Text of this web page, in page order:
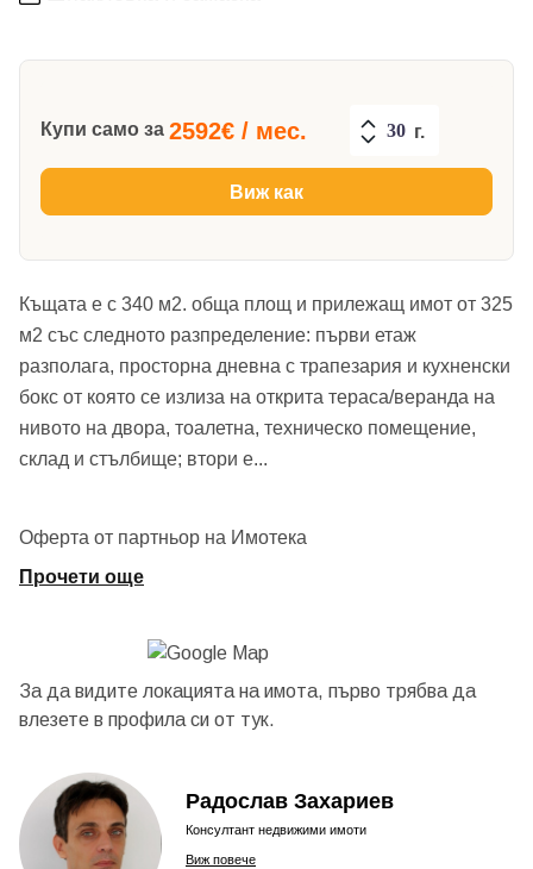
Купи само за 2592€ / мес. г.
Виж как
Къщата е с 340 м2. обща площ и прилежащ имот от 325
м2 със следното разпределение: първи етаж
разполага, просторна дневна с трапезария и кухненски
бокс от която се излиза на открита тераса/веранда на
нивото на двора, тоалетна, техническо помещение,
склад и стълбище; втори е...
Оферта от партньор на Имотека
Прочети още
За да видите локацията на имота, първо трябва да
влезете в профила си от тук.
Радослав Захариев
Консултант недвижими имоти
Виж повече